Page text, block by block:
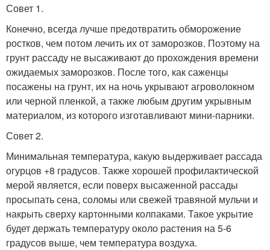
Совет 1.
Конечно, всегда лучше предотвратить обморожение
ростков, чем потом лечить их от заморозков. Поэтому на
грунт рассаду не высаживают до прохождения времени
ожидаемых заморозков. После того, как саженцы
посажены на грунт, их на ночь укрывают агроволокном
или черной пленкой, а также любым другим укрывным
материалом, из которого изготавливают мини-парники.
Совет 2.
Минимальная температура, какую выдерживает рассада
огурцов +8 градусов. Также хорошей профилактической
мерой является, если поверх высаженной рассады
просыпать сена, соломы или свежей травяной мульчи и
накрыть сверху картонными колпаками. Такое укрытие
будет держать температуру около растения на 5-6
градусов выше, чем температура воздуха.